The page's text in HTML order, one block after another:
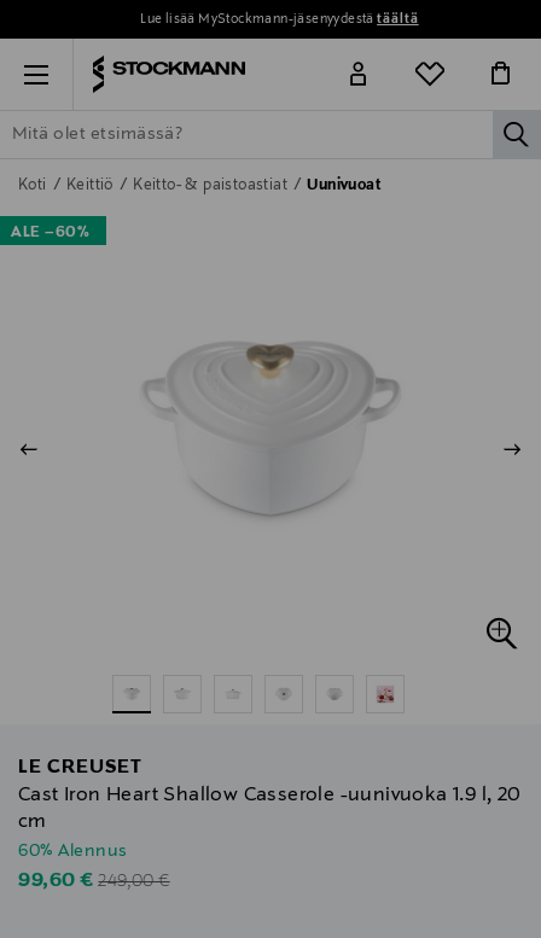
Lue lisää MyStockmann-jäsenyydestätäältä
Menu
ETSI KAIKKI NAISET MIEHET LAPSET
Koti Keittiö Keitto- & paistoastiat Uunivuoat
ALE –60%
LE CREUSET
Cast Iron Heart Shallow Casserole -uunivuoka 1.9 l, 20
cm
60% Alennus
Discounted Price
99,60 €Original Price
249,00 €